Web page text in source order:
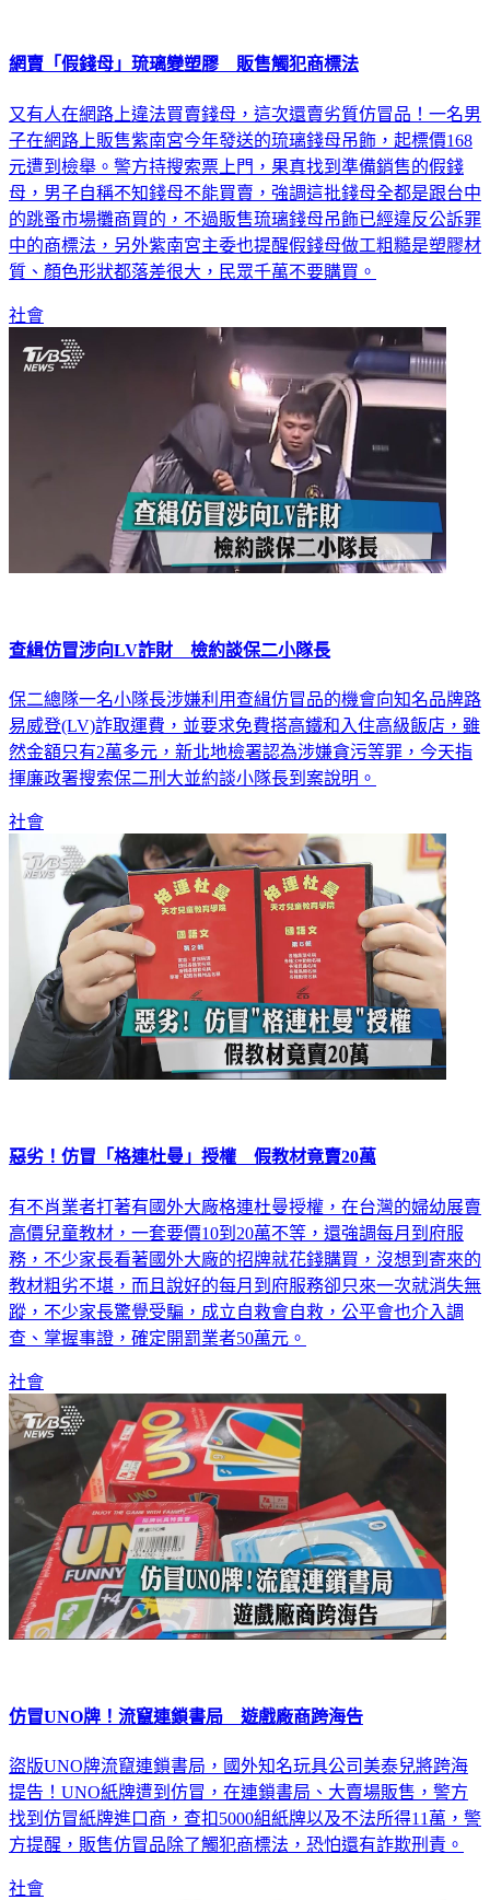
網賣「假錢母」琉璃變塑膠 販售觸犯商標法
又有人在網路上違法買賣錢母，這次還賣劣質仿冒品！一名男
子在網路上販售紫南宮今年發送的琉璃錢母吊飾，起標價168
元遭到檢舉。警方持搜索票上門，果真找到準備銷售的假錢
母，男子自稱不知錢母不能買賣，強調這批錢母全都是跟台中
的跳蚤市場攤商買的，不過販售琉璃錢母吊飾已經違反公訴罪
中的商標法，另外紫南宮主委也提醒假錢母做工粗糙是塑膠材
質、顏色形狀都落差很大，民眾千萬不要購買。
社會
查緝仿冒涉向LV詐財 檢約談保二小隊長
保二總隊一名小隊長涉嫌利用查緝仿冒品的機會向知名品牌路
易威登(LV)詐取運費，並要求免費搭高鐵和入住高級飯店，雖
然金額只有2萬多元，新北地檢署認為涉嫌貪污等罪，今天指
揮廉政署搜索保二刑大並約談小隊長到案說明。
社會
惡劣！仿冒「格連杜曼」授權 假教材竟賣20萬
有不肖業者打著有國外大廠格連杜曼授權，在台灣的婦幼展賣
高價兒童教材，一套要價10到20萬不等，還強調每月到府服
務，不少家長看著國外大廠的招牌就花錢購買，沒想到寄來的
教材粗劣不堪，而且說好的每月到府服務卻只來一次就消失無
蹤，不少家長驚覺受騙，成立自救會自救，公平會也介入調
查、掌握事證，確定開罰業者50萬元。
社會
仿冒UNO牌！流竄連鎖書局 遊戲廠商跨海告
盜版UNO牌流竄連鎖書局，國外知名玩具公司美泰兒將跨海
提告！UNO紙牌遭到仿冒，在連鎖書局、大賣場販售，警方
找到仿冒紙牌進口商，查扣5000組紙牌以及不法所得11萬，警
方提醒，販售仿冒品除了觸犯商標法，恐怕還有詐欺刑責。
社會